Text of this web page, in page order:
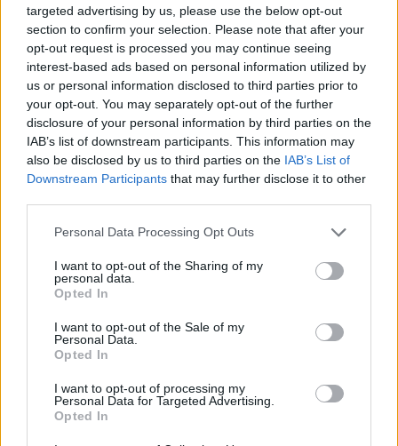
targeted advertising by us, please use the below opt-out
section to confirm your selection. Please note that after your
opt-out request is processed you may continue seeing
interest-based ads based on personal information utilized by
us or personal information disclosed to third parties prior to
your opt-out. You may separately opt-out of the further
disclosure of your personal information by third parties on the
IAB’s list of downstream participants. This information may
also be disclosed by us to third parties on the IAB’s List of
Downstream Participants that may further disclose it to other
Personal Data Processing Opt Outs
I want to opt-out of the Sharing of my
personal data.
Opted In
I want to opt-out of the Sale of my
Personal Data.
Opted In
I want to opt-out of processing my
Personal Data for Targeted Advertising.
Opted In
SPORTIn piazza mercato, Legnano alla scoperta dei
suoi tanti movimenti sportivi
FESTA SPORT Il presidente del Legnano Basket rilancia:
“Perchè non rifare la notte bianca dello Sport?”
LETTERE IN REDAZIONE Festa dello Sport Legnano,
Versus Arti Marziali: “tutte le criticità espresse ad ASSL
si sono verificate”
LETTERE IN REDAZIONEFesta dello Sport a Legnano, il
sindaco propone di raddoppiarla con un nuovo evento a
settembre
associazione società sportive legnanesi
carlo bandera
legnano
LEGNANO